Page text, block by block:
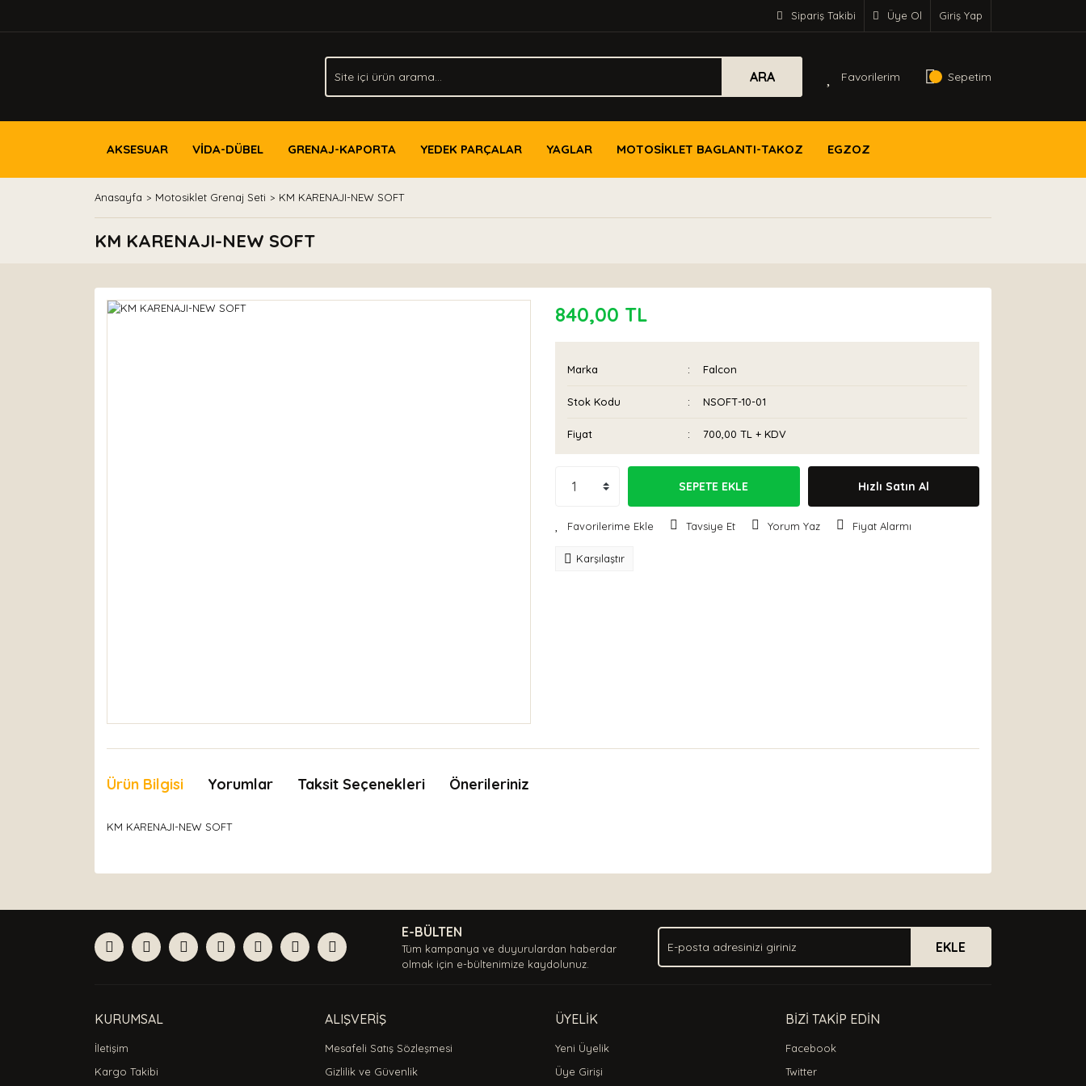
Sipariş Takibi Üye Ol Giriş Yap
ARA Favorilerim Sepetim
AKSESUAR VİDA-DÜBEL GRENAJ-KAPORTA YEDEK PARÇALAR YAGLAR MOTOSİKLET BAGLANTI-TAKOZ EGZOZ
Anasayfa Motosiklet Grenaj Seti KM KARENAJI-NEW SOFT
KM KARENAJI-NEW SOFT
840,00 TL
Marka Falcon
Stok Kodu NSOFT-10-01
Fiyat 700,00 TL + KDV
SEPETE EKLE Hızlı Satın Al
Tavsiye Et Yorum Yaz Fiyat Alarmı
Karşılaştır
Ürün Bilgisi Yorumlar Taksit Seçenekleri Önerileriniz
KM KARENAJI-NEW SOFT
Ürün açıklamasında eksik bilgiler bulunuyor.
Bu ürüne benzer farklı alternatifler olmalı.
E-BÜLTEN
Tüm kampanya ve duyurulardan haberdar
olmak için e-bültenimize kaydolunuz.
EKLE
KURUMSAL
İletişim
Kargo Takibi
ALIŞVERİŞ
Mesafeli Satış Sözleşmesi
Gizlilik ve Güvenlik
ÜYELİK
Yeni Üyelik
Üye Girişi
BİZİ TAKİP EDİN
Facebook
Twitter